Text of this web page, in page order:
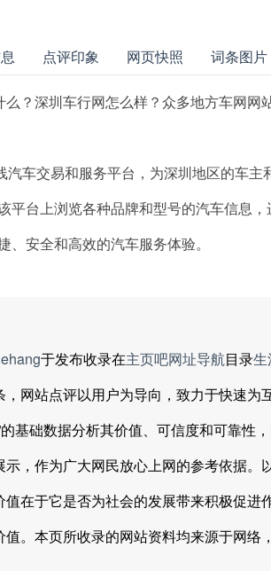
点评印象 网页快照 词条图片
？深圳车行网怎么样？众多地方车网网
汽车交易和服务平台，为深圳地区的车
平台上浏览各种品牌和型号的汽车信息
、安全和高效的汽车服务体验。
于发布收录在主页吧网址导航目录生
，网站点评以用户为导向，致力于快速
基础数据分析其价值、可信度和可靠性
，作为广大网民放心上网的参考依据
在于它是否为社会的发展带来积极促
值。本页所收录的网站资料均来源于网